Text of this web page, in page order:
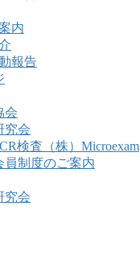
内
報告
会
究会
検査（株）Microexam
員制度のご案内
究会